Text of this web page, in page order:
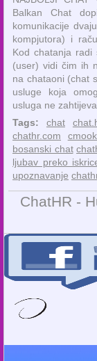
Balkan Chat
komunikacije
kompjutora) i
Kod chatanja
(user) vidi čim ih
na chataoni (chat
usluge koja
usluga ne
Tags:
chat
chathr.com
bosanski chat
ljubav preko
upoznavanje
ChatHR -